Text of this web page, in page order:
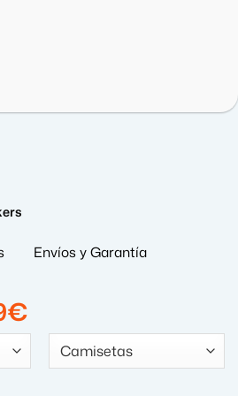
Envíos y Garantía
€
precio
actual